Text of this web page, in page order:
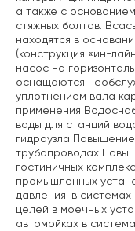
а также с
стяжных болтов.
находятся в
(конструкция «ин-
насос на
оснащаются
уплотнением вала
применения
воды для станций
гидроузла
трубопроводах
гостиничных
промышленных
давления: в
целей в моечных
автомойках в